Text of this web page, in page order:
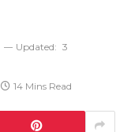
Updated: 3
14 Mins Read